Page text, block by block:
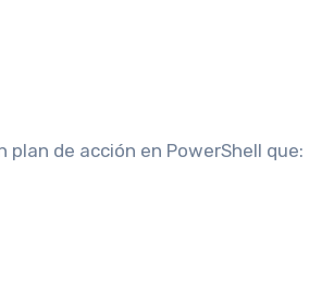
plan de acción en PowerShell que: